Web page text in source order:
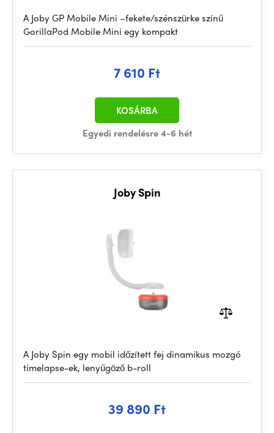
A Joby GP Mobile Mini –fekete/szénszürke színű
GorillaPod Mobile Mini egy kompakt
7 610 Ft
Egyedi rendelésre 4-6 hét
KOSÁRBA
Joby Spin
A Joby Spin egy mobil időzített fej dinamikus mozgó
timelapse-ek, lenyűgöző b-roll
39 890 Ft